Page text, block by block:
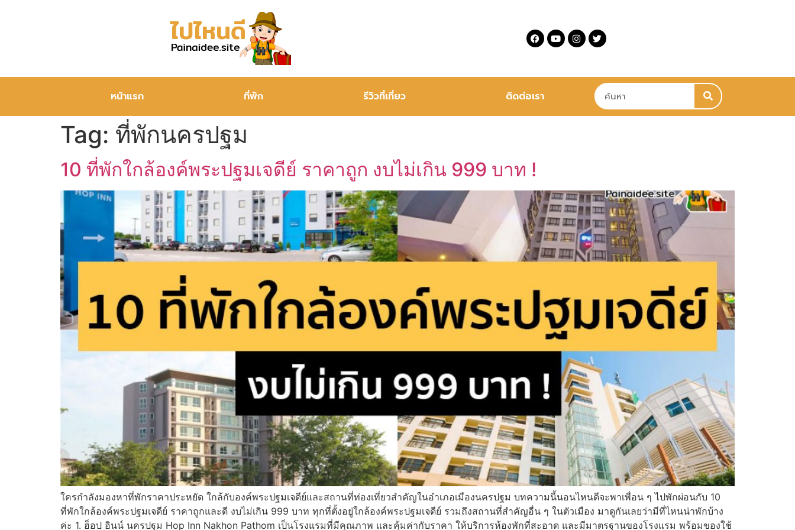
หน้าแรก ที่พัก รีวิวที่เที่ยว ติดต่อเรา
Tag: ที่พักนครปฐม
10 ที่พักใกล้องค์พระปฐมเจดีย์ ราคาถูก งบไม่เกิน 999 บาท !
ใครกําลังมองหาที่พักราคาประหยัด ใกล้กับองค์พระปฐมเจดีย์และสถานที่ท่องเที่ยวสําคัญในอําเภอเมืองนครปฐม บทความนี้นอนไหนดีจะพาเพื่อน ๆ ไปพักผ่อนกับ 10
ที่พักใกล้องค์พระปฐมเจดีย์ ราคาถูกและดี งบไม่เกิน 999 บาท ทุกที่ตั้งอยู่ใกล้องค์พระปฐมเจดีย์ รวมถึงสถานที่สำคัญอื่น ๆ ในตัวเมือง มาดูกันเลยว่ามีที่ไหนน่าพักบ้าง
ค่ะ 1. ฮ็อป อินน์ นครปฐม Hop Inn Nakhon Pathom เป็นโรงแรมที่มีคุณภาพ และคุ้มค่ากับราคา ให้บริการห้องพักที่สะอาด และมีมาตรฐานของโรงแรม พร้อมของใช้